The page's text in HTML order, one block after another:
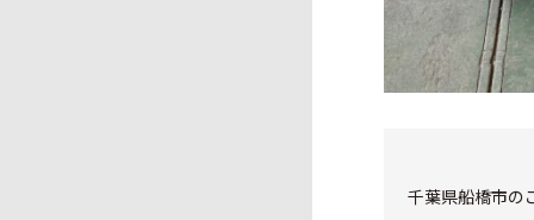
千葉県船橋市の